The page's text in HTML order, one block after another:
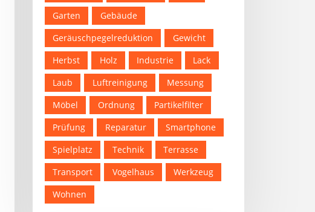
Garten
Gebäude
Geräuschpegelreduktion
Gewicht
Herbst
Holz Industrie
Lack
Laub
Luftreinigung
Messung
Möbel
Ordnung
Partikelfilter
Prüfung
Reparatur
Smartphone
Spielplatz
Technik
Terrasse
Transport
Vogelhaus
Werkzeug
Wohnen